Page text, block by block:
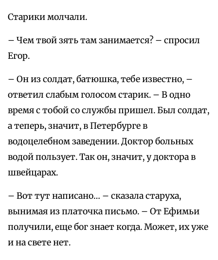
Старики молчали.
– Чем твой зять там занимается? – спросил
Егор.
– Он из солдат, батюшка, тебе известно, –
ответил слабым голосом старик. – В одно
время с тобой со службы пришел. Был солдат,
а теперь, значит, в Петербурге в
водоцелебном заведении. Доктор больных
водой пользует. Так он, значит, у доктора в
швейцарах.
– Вот тут написано… – сказала старуха,
вынимая из платочка письмо. – От Ефимьи
получили, еще бог знает когда. Может, их уже
и на свете нет.